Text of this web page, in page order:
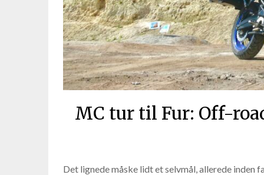
MC tur til Fur: Off-
Det lignede måske lidt et selvmål, allerede